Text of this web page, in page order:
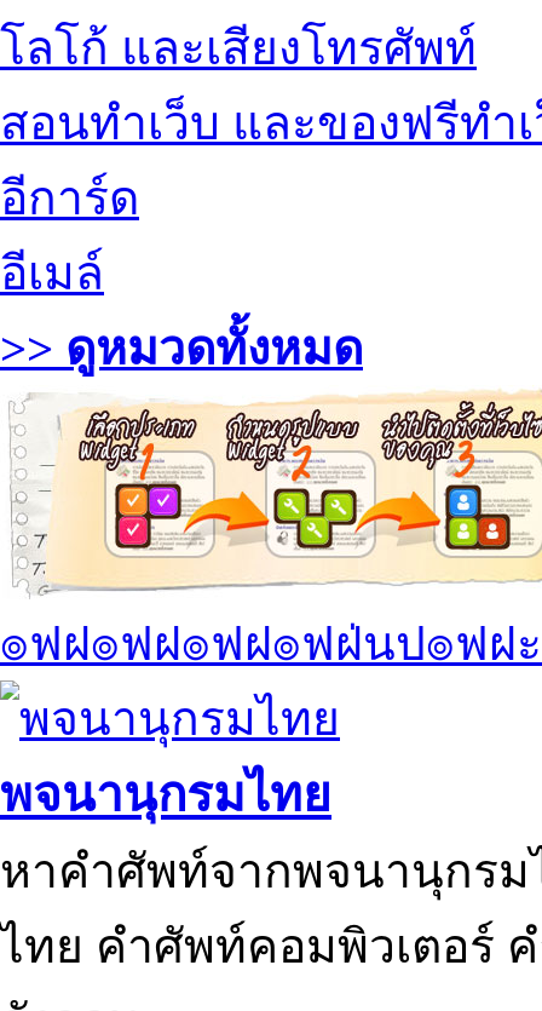
โลโก้ และเสียงโทรศัพท์
สอนทำเว็บ และของฟรีทำ
อีการ์ด
อีเมล์
>> ดูหมวดทั้งหมด
๏ฟฝ๏ฟฝ๏ฟฝ๏ฟฝ่นป๏ฟฝ
พจนานุกรมไทย
หาคำศัพท์จากพจนานุกรม
ไทย คำศัพท์คอมพิวเตอร์